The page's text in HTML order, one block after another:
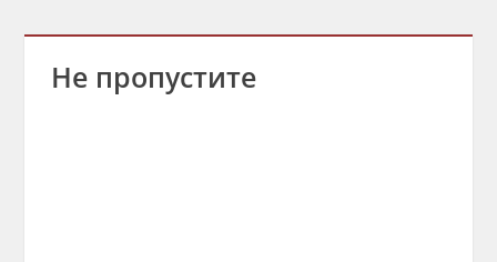
Не пропустите